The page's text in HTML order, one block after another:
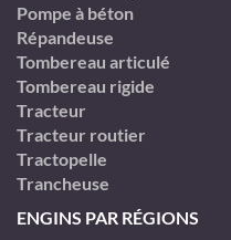
Pompe à béton
Répandeuse
Tombereau articulé
Tombereau rigide
Tracteur
Tracteur routier
Tractopelle
Trancheuse
ENGINS PAR RÉGIONS